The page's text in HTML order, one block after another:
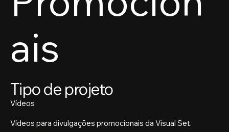
ais
Tipo de projeto
Vídeos
Vídeos para divulgações promocionais da Visual Set.